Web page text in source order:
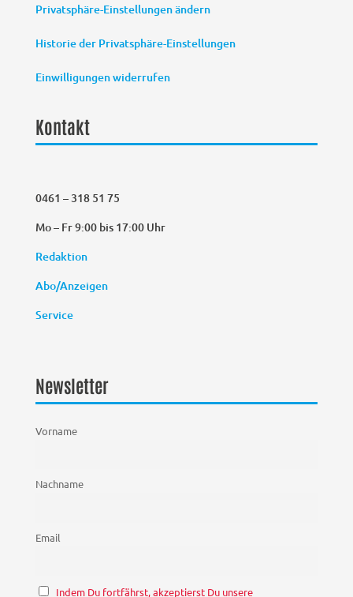
Privatsphäre-Einstellungen ändern
Historie der Privatsphäre-Einstellungen
Einwilligungen widerrufen
Kontakt
0461 – 318 51 75
Mo – Fr 9:00 bis 17:00 Uhr
Redaktion
Abo/Anzeigen
Service
Newsletter
Vorname
Nachname
Email
Indem Du fortfährst, akzeptierst Du unsere